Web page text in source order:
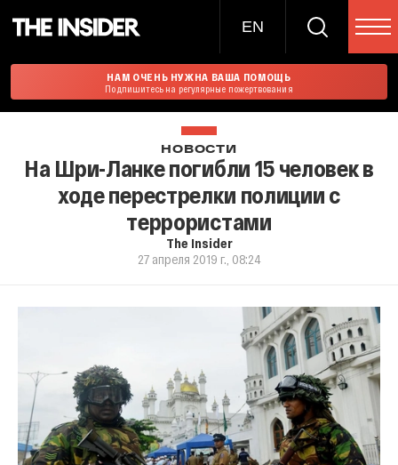
EN
НАМ ОЧЕНЬ НУЖНА ВАША ПОМОЩЬ
Подпишитесь на регулярные пожертвования
НОВОСТИ
На Шри-Ланке погибли 15 человек в
ходе перестрелки полиции с
террористами
The Insider
27 апреля 2019 г., 08:24